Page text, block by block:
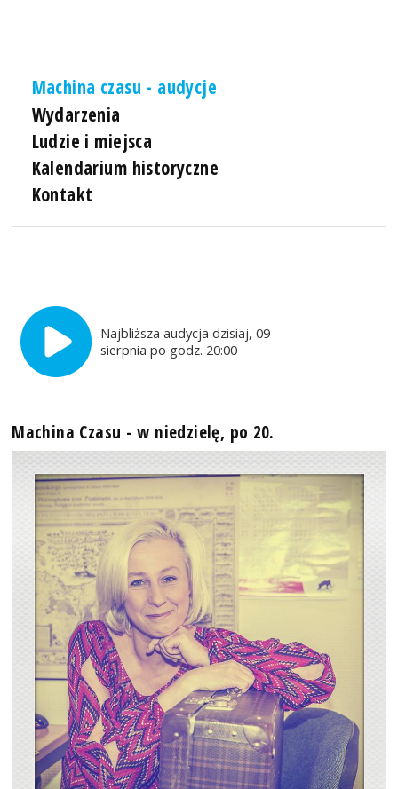
Machina czasu - audycje
Wydarzenia
Ludzie i miejsca
Kalendarium historyczne
Kontakt
Najbliższa audycja dzisiaj, 09
sierpnia po godz. 20:00
Machina Czasu - w niedzielę, po 20.